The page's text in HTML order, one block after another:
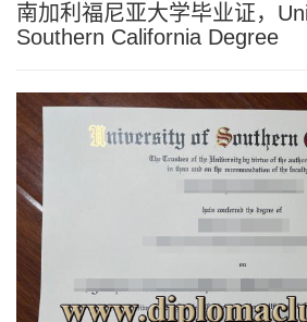
南加利福尼亚大学毕业证，
Southern California Degree